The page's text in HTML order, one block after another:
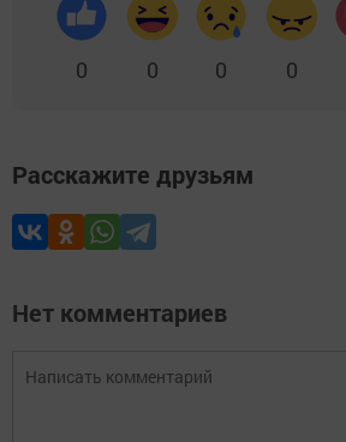
0 0 0 0
Расскажите друзьям
Нет комментариев